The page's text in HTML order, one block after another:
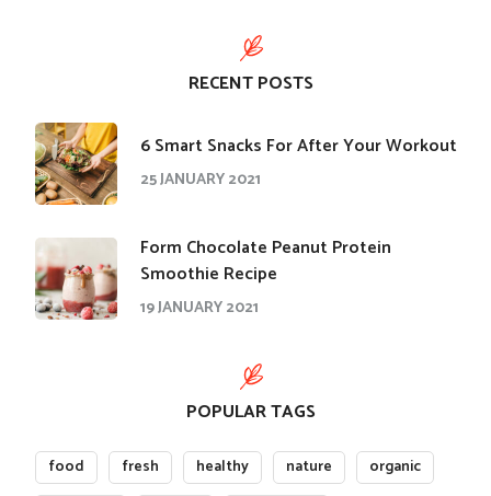
RECENT POSTS
​6 Smart Snacks For After Your Workout
25 JANUARY 2021
Form Chocolate Peanut Protein
Smoothie Recipe
19 JANUARY 2021
POPULAR TAGS
food fresh healthy nature
organic